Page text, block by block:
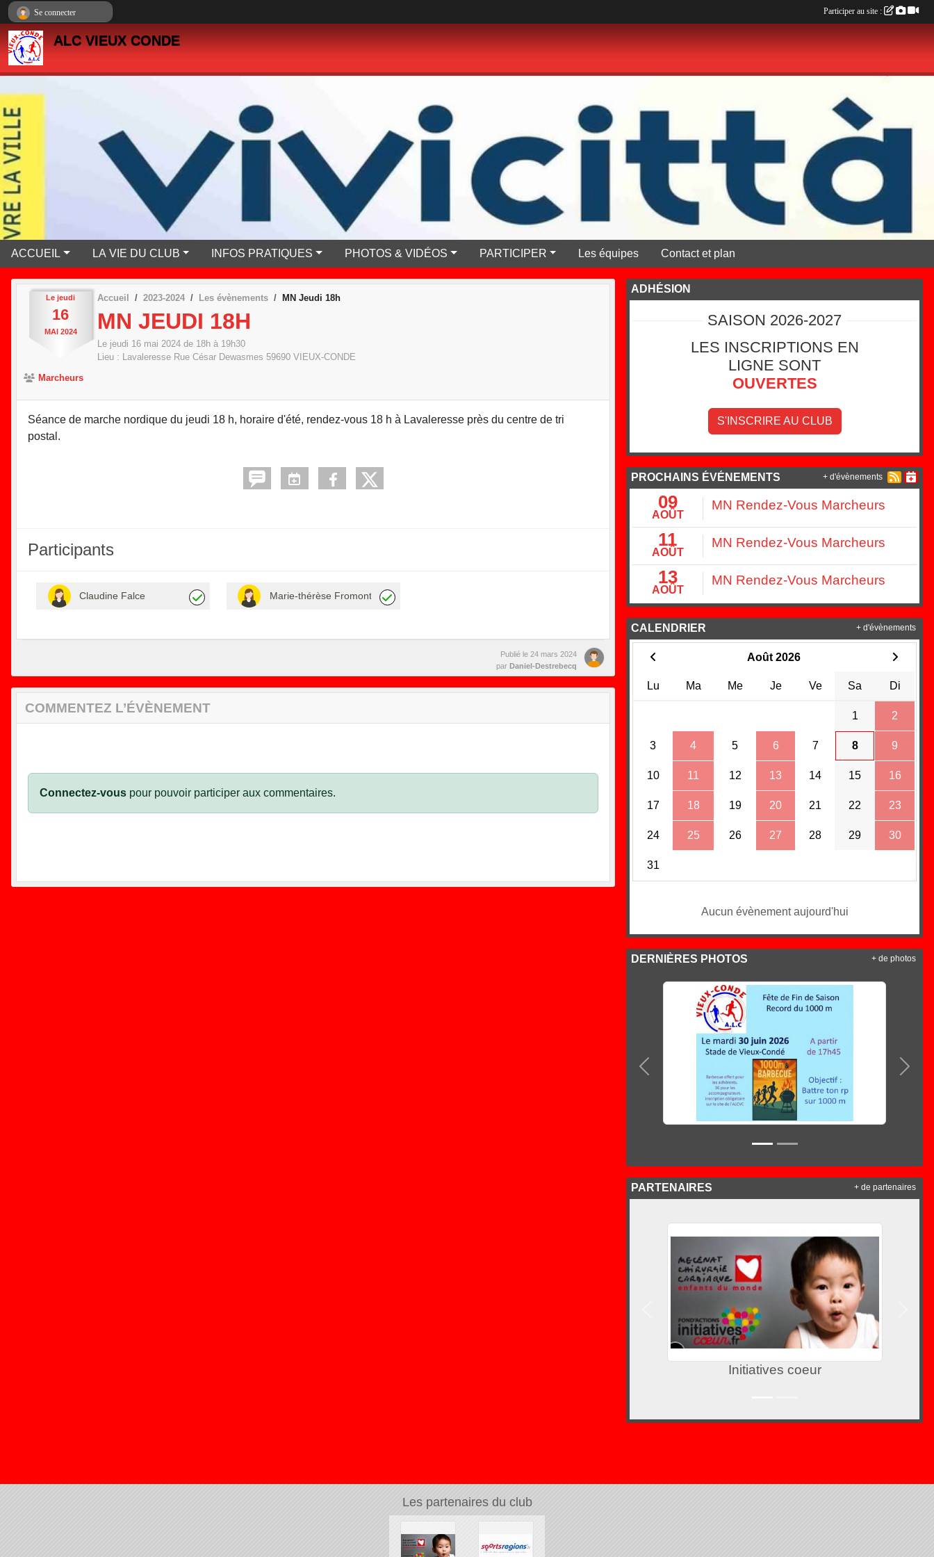
ALC VIEUX CONDE
ACCUEIL LA VIE DU CLUB INFOS PRATIQUES PHOTOS & VIDÉOS PARTICIPER Les équipes Contact et plan
Le jeudi
16
MAI 2024
Accueil 2023-2024 Les évènements MN Jeudi 18h
MN JEUDI 18H
Le jeudi 16 mai 2024 de 18h à 19h30
Lieu : Lavaleresse Rue César Dewasmes 59690 VIEUX-CONDE
Marcheurs
Séance de marche nordique du jeudi 18 h, horaire d'été, rendez-vous 18 h à Lavaleresse près du centre de tri
postal.
Participants
Claudine Falce Marie-thérèse Fromont
Publié le 24 mars 2024
par Daniel-Destrebecq
COMMENTEZ L’ÉVÈNEMENT
Connectez-vous pour pouvoir participer aux commentaires.
ADHÉSION
SAISON 2026-2027
LES INSCRIPTIONS EN
LIGNE SONT
OUVERTES
S'INSCRIRE AU CLUB
PROCHAINS ÉVÉNEMENTS
09
AOÛT
MN Rendez-Vous Marcheurs
11
AOÛT
MN Rendez-Vous Marcheurs
13
AOÛT
MN Rendez-Vous Marcheurs
+ d'évènements
CALENDRIER
Août 2026
Lu Ma Me Je Ve Sa Di
1 2
3 4 5 6 7 8 9
10 11 12 13 14 15 16
17 18 19 20 21 22 23
24 25 26 27 28 29 30
31
Aucun évènement aujourd'hui
+ d'évènements
DERNIÈRES PHOTOS
Précedent
+ de photos
PARTENAIRES
Initiatives coeur
Précedent
+ de partenaires
Les partenaires du club
Se connecter Participer au site :
Panneau de gestion des cookies